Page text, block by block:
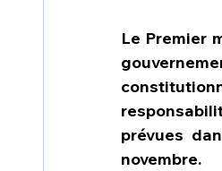
Le Premier
prévues
novembre.